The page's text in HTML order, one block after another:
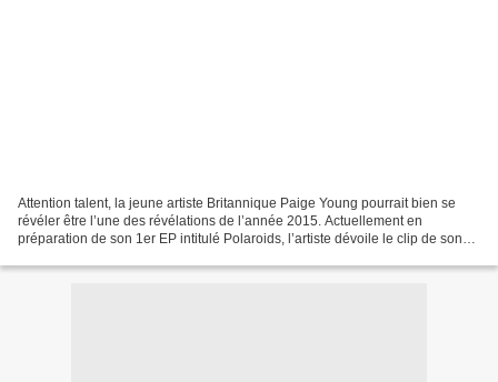
Attention talent, la jeune artiste Britannique Paige Young pourrait bien se
révéler être l’une des révélations de l’année 2015. Actuellement en
préparation de son 1er EP intitulé Polaroids, l’artiste dévoile le clip de son